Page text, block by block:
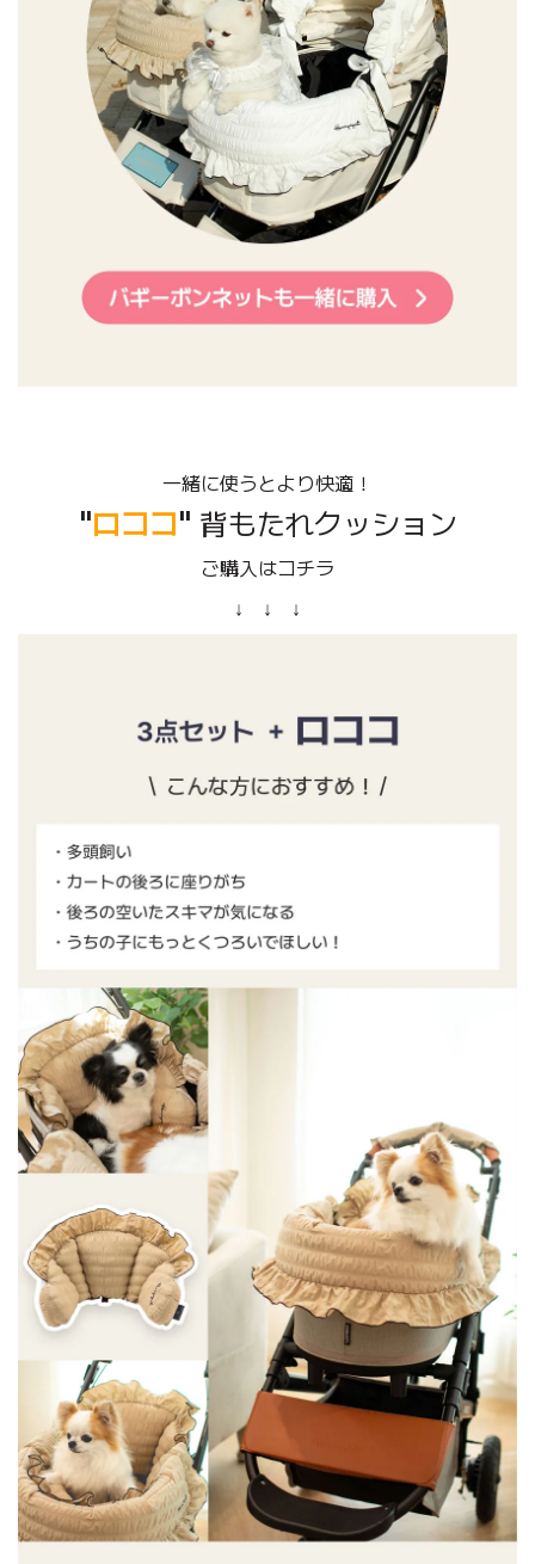
一緒に使うとより快適！
"ロココ" 背もたれクッション
ご購入はコチラ
↓ ↓ ↓